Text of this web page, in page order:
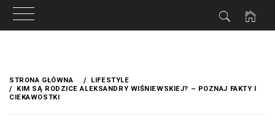
treści
STRONA GŁÓWNA
LIFESTYLE
KIM SĄ RODZICE ALEKSANDRY WIŚNIEWSKIEJ? – POZNAJ FAKTY I
CIEKAWOSTKI